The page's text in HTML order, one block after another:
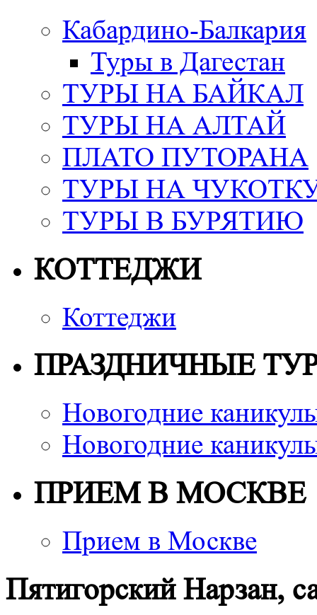
Кабардино-Балкария
Туры в Дагестан
ТУРЫ НА БАЙКАЛ
ТУРЫ НА АЛТАЙ
ПЛАТО ПУТОРАНА
ТУРЫ НА
ТУРЫ В БУРЯТИЮ
КОТТЕДЖИ
Коттеджи
ПРАЗДНИЧНЫЕ
Новогодние
Новогодние
ПРИЕМ В МОСКВЕ
Прием в Москве
Пятигорский Нарзан,